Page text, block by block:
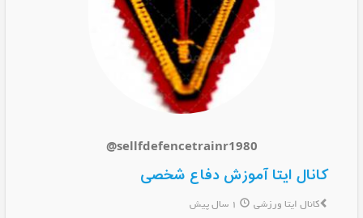
@sellfdefencetrainr1980
کانال ایتا آموزش دفاع شخصی
کانال ایتا ورزشی